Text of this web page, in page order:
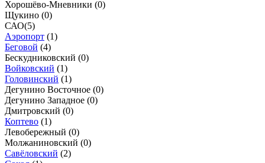
Хорошёво-Мневники (0)
Щукино (0)
САО(5)
Аэропорт (1)
Беговой (4)
Бескудниковский (0)
Войковский (1)
Головинский (1)
Дегунино Восточное (0)
Дегунино Западное (0)
Дмитровский (0)
Коптево (1)
Левобережный (0)
Молжаниновский (0)
Савёловский (2)